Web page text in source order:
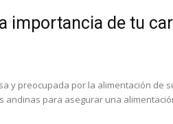
importancia de tu
y preocupada por la alimentación de
para asegurar una